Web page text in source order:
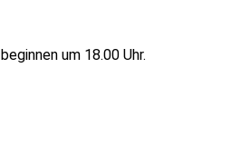
um 18.00 Uhr.